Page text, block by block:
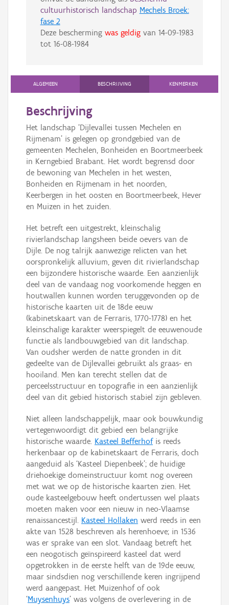
cultuurhistorisch landschap Mechels Broek:
fase 2
Deze bescherming was geldigvan 14-09-1983
tot 16-08-1984
ALGEMEEN BESCHRIJVING KENMERKEN
Beschrijving
Het landschap ‘Dijlevallei tussen Mechelen en
Rijmenam’ is gelegen op grondgebied van de
gemeenten Mechelen, Bonheiden en Boortmeerbeek
in Kerngebied Brabant. Het wordt begrensd door
de bewoning van Mechelen in het westen,
Bonheiden en Rijmenam in het noorden,
Keerbergen in het oosten en Boortmeerbeek, Hever
en Muizen in het zuiden.
Het betreft een uitgestrekt, kleinschalig
rivierlandschap langsheen beide oevers van de
Dijle. De nog talrijk aanwezige relicten van het
oorspronkelijk alluvium, geven dit rivierlandschap
een bijzondere historische waarde. Een aanzienlijk
deel van de vandaag nog voorkomende heggen en
houtwallen kunnen worden teruggevonden op de
historische kaarten uit de 18de eeuw
(kabinetskaart van de Ferraris, 1770-1778) en het
kleinschalige karakter weerspiegelt de eeuwenoude
functie als landbouwgebied van dit landschap.
Van oudsher werden de natte gronden in dit
gedeelte van de Dijlevallei gebruikt als graas- en
hooiland. Men kan terecht stellen dat de
perceelsstructuur en topografie in een aanzienlijk
deel van dit gebied historisch stabiel zijn gebleven.
Niet alleen landschappelijk, maar ook bouwkundig
vertegenwoordigt dit gebied een belangrijke
historische waarde. Kasteel Befferhofis reeds
herkenbaar op de kabinetskaart de Ferraris, doch
aangeduid als ‘Kasteel Diepenbeek’; de huidige
driehoekige domeinstructuur komt nog overeen
met wat we op de historische kaarten zien. Het
oude kasteelgebouw heeft ondertussen wel plaats
moeten maken voor een nieuw in neo-Vlaamse
renaissancestijl. Kasteel Hollaken werd reeds in een
akte van 1528 beschreven als herenhoeve; in 1536
was er sprake van een slot. Vandaag betreft het
een neogotisch geïnspireerd kasteel dat werd
opgetrokken in de eerste helft van de 19de eeuw,
maar sindsdien nog verschillende keren ingrijpend
werd aangepast. Het Muizenhof of ook
‘Muysenhuys’ was volgens de overlevering in de